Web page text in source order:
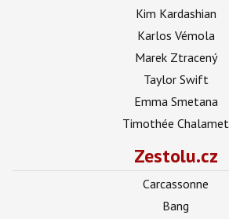
Kim Kardashian
Karlos Vémola
Marek Ztracený
Taylor Swift
Emma Smetana
Timothée Chalamet
Zestolu.cz
Carcassonne
Bang